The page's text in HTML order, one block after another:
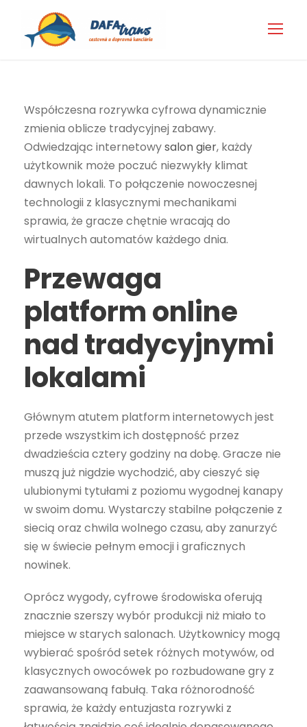
Współczesna rozrywka cyfrowa dynamicznie
zmienia oblicze tradycyjnej zabawy.
Odwiedzając internetowysalon gier, każdy
użytkownik może poczuć niezwykły klimat
dawnych lokali. To połączenie nowoczesnej
technologii z klasycznymi mechanikami
sprawia, że gracze chętnie wracają do
wirtualnych automatów każdego dnia.
Przewaga
platform online
nad tradycyjnymi
lokalami
Głównym atutem platform internetowych jest
przede wszystkim ich dostępność przez
dwadzieścia cztery godziny na dobę. Gracze nie
muszą już nigdzie wychodzić, aby cieszyć się
ulubionymi tytułami z poziomu wygodnej kanapy
w swoim domu. Wystarczy stabilne połączenie z
siecią oraz chwila wolnego czasu, aby zanurzyć
się w świecie pełnym emocji i graficznych
nowinek.
Oprócz wygody, cyfrowe środowiska oferują
znacznie szerszy wybór produkcji niż miało to
miejsce w starych salonach. Użytkownicy mogą
wybierać spośród setek różnych motywów, od
klasycznych owocówek po rozbudowane gry z
zaawansowaną fabułą. Taka różnorodność
sprawia, że każdy entuzjasta rozrywki z